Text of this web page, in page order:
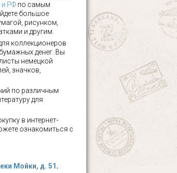
и РФ по самым
большое
рисунком,
и другим.
коллекционеров
денег. Вы
немецкой
значков,
по различным
для
в интернет-
ознакомиться с
Мойки, д. 51 .